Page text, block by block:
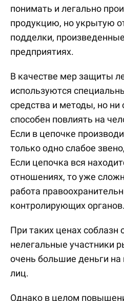
понимать и легально
продукцию, но укрытую
подделки,
предприятиях.
В качестве мер защиты
используются
средства и методы, но ни
способен повлиять на
Если в цепочке
только одно слабое
Если цепочка вся
отношениях, то уже
работа
контролирующих органов.
При таких ценах соблазн
нелегальные участники
очень большие деньги
лиц.
Однако в целом